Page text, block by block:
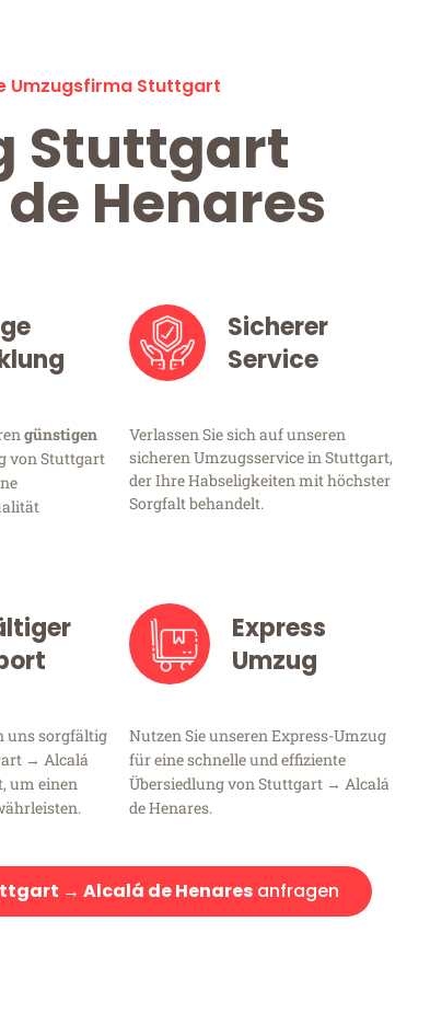
Umzugsfirma Stuttgart
Stuttgart
Henares
günstigen
von Stuttgart
Sicherer
Service
Verlassen Sie sich auf unseren
sicheren Umzugsservice in Stuttgart,
der Ihre Habseligkeiten mit höchster
Sorgfalt behandelt.
uns sorgfältig
→ Alcalá
um einen
Express
Umzug
Nutzen Sie unseren Express-Umzug
für eine schnelle und effiziente
Übersiedlung von Stuttgart → Alcalá
de Henares.
→ Alcalá de Henares anfragen